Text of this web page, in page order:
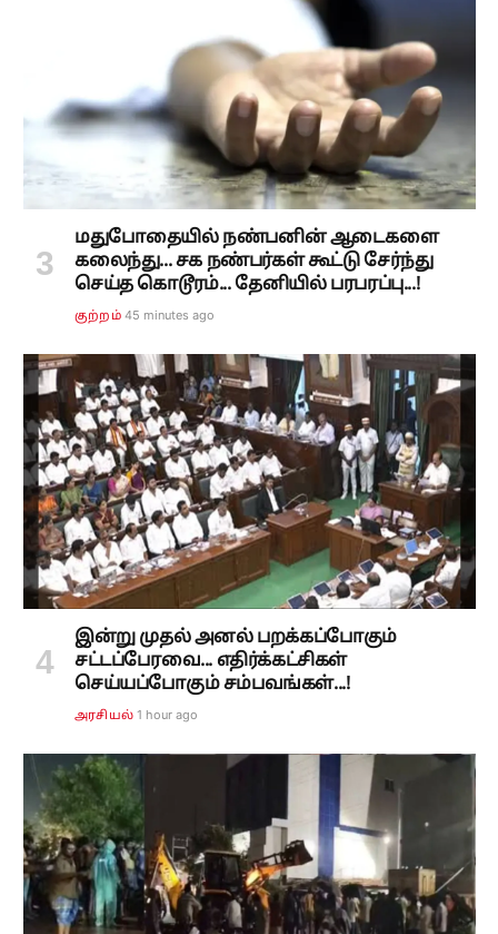
மதுபோதையில் நண்பனின் ஆடைகளை
கலைந்து... சக நண்பர்கள் கூட்டு சேர்ந்து
செய்த கொடூரம்... தேனியில் பரபரப்பு...!
குற்றம் 45 minutes ago
இன்று முதல் அனல் பறக்கப்போகும்
சட்டப்பேரவை... எதிர்க்கட்சிகள்
செய்யப்போகும் சம்பவங்கள்...!
அரசியல் 1 hour ago